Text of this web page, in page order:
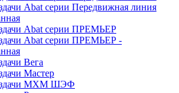
Abat серии Передвижная линия
Abat серии ПРЕМЬЕР
Abat серии ПРЕМЬЕР -
Вега
Мастер
МХМ ШЭФ